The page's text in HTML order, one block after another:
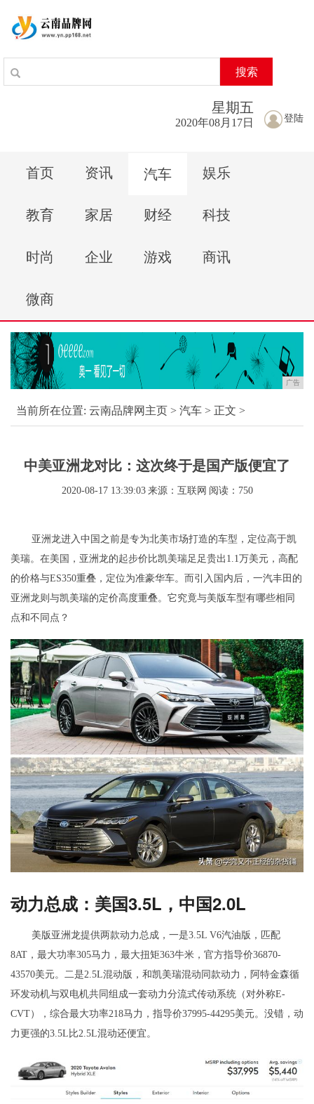
搜索
登陆
星期五
2020年08月17日
首页 资讯 汽车 娱乐
教育 家居 财经 科技
时尚 企业 游戏 商讯
微商
广告
当前所在位置: 云南品牌网主页 > 汽车 > 正文 >
中美亚洲龙对比：这次终于是国产版便宜了
2020-08-17 13:39:03 来源：互联网 阅读：750
亚洲龙进入中国之前是专为北美市场打造的车型，定位高于凯
美瑞。在美国，亚洲龙的起步价比凯美瑞足足贵出1.1万美元，高配
的价格与ES350重叠，定位为准豪华车。而引入国内后，一汽丰田的
亚洲龙则与凯美瑞的定价高度重叠。它究竟与美版车型有哪些相同
点和不同点？
动力总成：美国3.5L，中国2.0L
美版亚洲龙提供两款动力总成，一是3.5L V6汽油版，匹配
8AT，最大功率305马力，最大扭矩363牛米，官方指导价36870-
43570美元。二是2.5L混动版，和凯美瑞混动同款动力，阿特金森循
环发动机与双电机共同组成一套动力分流式传动系统（对外称E-
CVT），综合最大功率218马力，指导价37995-44295美元。没错，动
力更强的3.5L比2.5L混动还便宜。